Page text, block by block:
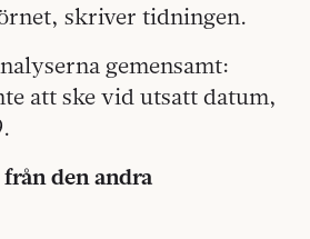
skriver tidningen.
gemensamt:
att ske vid utsatt datum,
den andra